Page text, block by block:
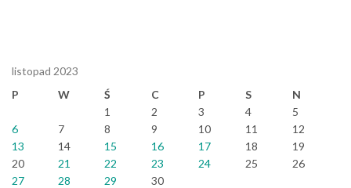
listopad 2023
P
W Ś C P S
N
1
2 3 4
5
6
7 8 9 10 11
12
13
14 15 16 17 18
19
20
21 22 23 24 25
26
27
28 29 30